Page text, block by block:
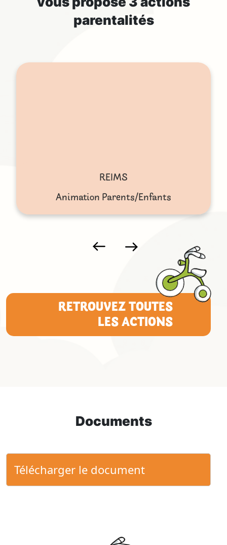
parentalités
REIMS
Animation Parents/Enfants
RETROUVEZ TOUTES
LES ACTIONS
Documents
Télécharger le document